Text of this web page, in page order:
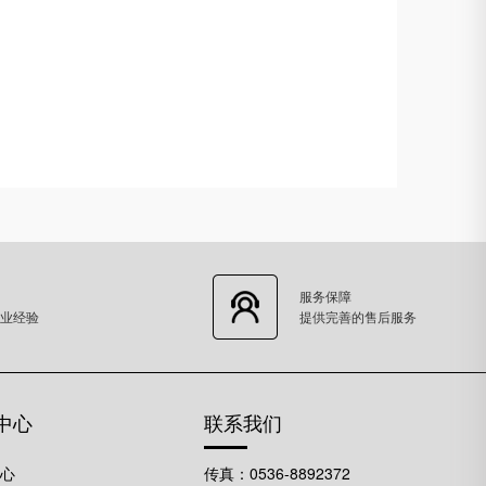
经验
服务保障
提供完善的售后服务
心 联系我们
传真：0536-8892372